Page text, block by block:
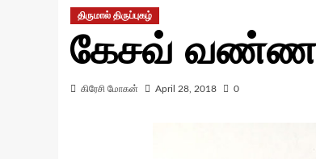
திருமால் திருப்புகழ்
கேசவ்
கிரேசி மோகன் April 28, 2018 0